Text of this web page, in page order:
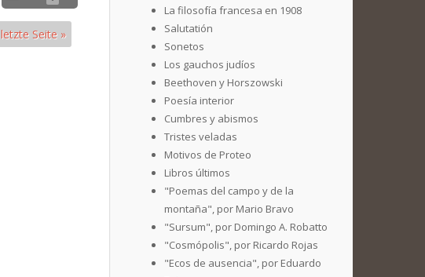
letzte Seite »
La filosofía francesa en 1908
Salutatión
Sonetos
Los gauchos judíos
Beethoven y Horszowski
Poesía interior
Cumbres y abismos
Tristes veladas
Motivos de Proteo
Libros últimos
"Poemas del campo y de la
montaña", por Mario Bravo
"Sursum", por Domingo A. Robatto
"Cosmópolis", por Ricardo Rojas
"Ecos de ausencia", por Eduardo